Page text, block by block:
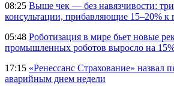
08:25 Выше чек — без навязчивости:
консультации, прибавляющие 15–20% к
05:48 Роботизация в мире бьет новые
промышленных роботов выросло на
17:15 «Ренессанс Страхование» назвал
аварийным днем недели